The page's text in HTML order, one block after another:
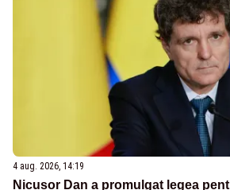
4 aug. 2026, 14:19
Nicușor Dan a promulgat legea